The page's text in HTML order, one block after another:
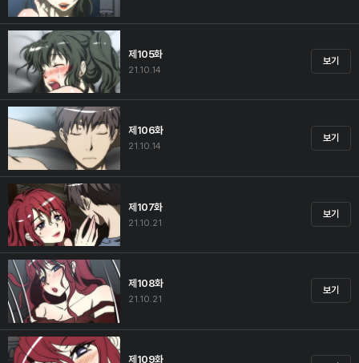
제105화
21.10.14
보기
제106화
21.10.14
보기
제107화
21.10.21
보기
제108화
21.10.21
보기
제109화